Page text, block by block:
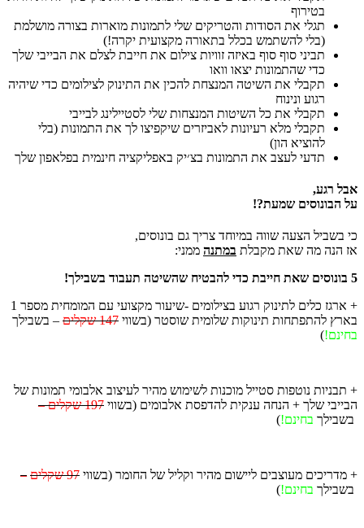
בטירוף
תגלי את הסודות והטריקים שלי לתמונות מוארות בצורה מושלמת
(בלי להשתמש בכלל בתאורה מקצועית יקרה!)
תביני סוף סוף באיזה זוויות צילום את חייבת לצלם את הבייבי שלך
כדי שהתמונות יצאו וואו
תקבלי את השיטה המנצחת להכין את התינוק לצילומים כדי שיהיה
רגוע ונינוח
תקבלי את כל השיטות המנצחות שלי לסטיילינג לבייבי
תקבלי מלא רעיונות לאביזרים שיקפיצו לך את התמונות (בלי
להוציא הון)
תדעי לעצב את התמונות בצ׳יק באפליקציה חינמית בפלאפון שלך
אבל רגע,
על הבונוסים שמעת?!
כי בשביל הצעה שווה במיוחד צריך גם בונוסים,
אז הנה מה שאת מקבלת במתנה ממני:
5 בונוסים שאת חייבת כדי להבטיח שהשיטה תעבוד בשבילך!
+ ארגז כלים לתינוק רגוע בצילומים -שיעור מקצועי עם המומחית מספר 1
בארץ להתפתחות תינוקות שלומית שוסטר (בשווי 147 שקלים
– בשבילך
בחינם!)
+ תבניות נוטפות סטייל מוכנות לשימוש מהיר לעיצוב אלבומי תמונות של
הבייבי שלך + הנחה ענקית להדפסת אלבומים (בשווי 197 שקלים –
בשבילך בחינם!)
+ מדריכים מעוצבים ליישום מהיר וקליל של החומר (בשווי 97 שקלים
–
בשבילך בחינם!)